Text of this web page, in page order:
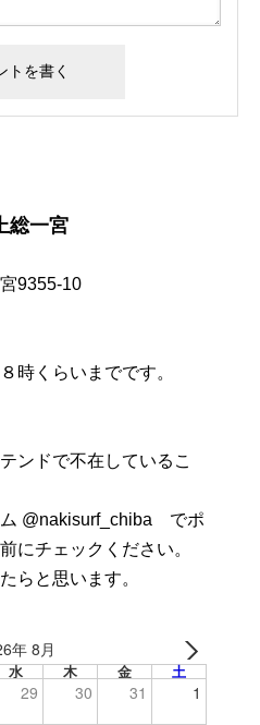
総一宮
9355-10
時くらいまでです。
ンドで不在しているこ
@nakisurf_chiba でポ
にチェックください。
らと思います。
年 8月
水 木 金 土
29 30 31 1